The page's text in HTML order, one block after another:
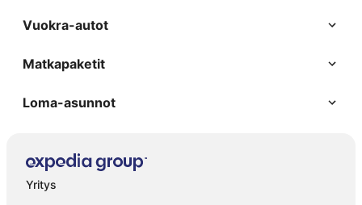
Vuokra-autot
Matkapaketit
Loma-asunnot
Yritys